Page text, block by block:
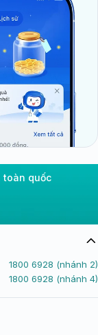
toàn quốc
1800 6928 (nhánh 2)
1800 6928 (nhánh 4)